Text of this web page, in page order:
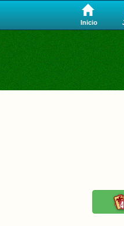
Inicio